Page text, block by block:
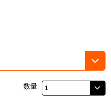
数量